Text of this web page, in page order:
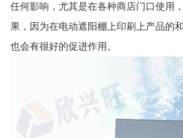
任何影响，尤其是在各种商店门口使用
果，因为在电动遮阳棚上印刷上产品的
也会有很好的促进作用。